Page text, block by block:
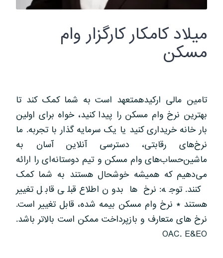
میلاد کامکار کارگزار وام
مسکن
تامین مالی ارکیدهمتعهد است به شما کمک کند تا
بهترین نرخ وام مسکن را پیدا کنید، خواه برای اولین
بار خانه خریداری کنید یا یک سرمایه گذار با تجربه. ما
نرخ‌های رقابتی، دسترسی آنلاین آسان به
ماشین‌حساب‌های وام مسکن و تیم دوستانه‌ای را ارائه
می‌دهیم که همیشه خوشحال هستند به شما کمک
کنند. توجه: نرخ ها بدون اطلاع قبلی قابل تغییر
هستند * نرخ وام مسکن بیمه شده، قابل تغییر است.
نرخ های متعارف و بازپرداخت ممکن است بالاتر باشد.
OAC. E&EO